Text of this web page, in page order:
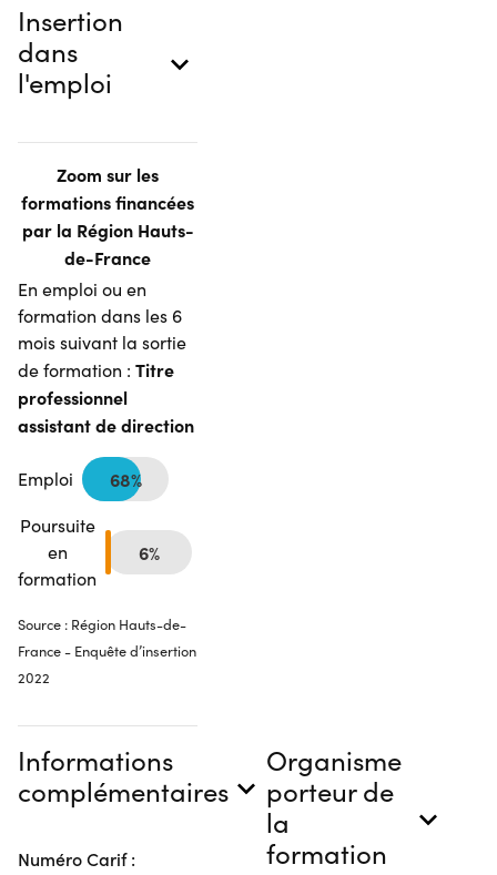
Insertion
dans
l'emploi
Zoom sur les
formations financées
par la Région Hauts-
de-France
En emploi ou en
formation dans les 6
mois suivant la sortie
de formation : Titre
professionnel
assistant de direction
Emploi 68%
Poursuite
en
formation
6%
Source : Région Hauts-de-
France - Enquête d’insertion
2022
Informations
complémentaires
Numéro Carif :
Organisme
porteur de
la
formation